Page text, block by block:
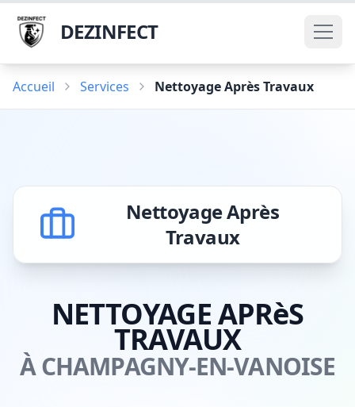
DEZINFECT
Accueil Services Nettoyage Après Travaux
Nettoyage Après
Travaux
NETTOYAGE APRèS
TRAVAUX
À CHAMPAGNY-EN-VANOISE